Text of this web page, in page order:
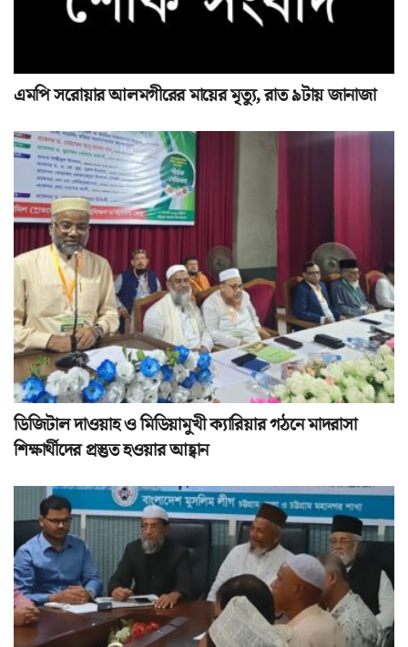
এমপি সরোয়ার আলমগীরের মায়ের মৃত্যু, রাত ৯টায় জানাজা
ডিজিটাল দাওয়াহ ও মিডিয়ামুখী ক্যারিয়ার গঠনে মাদরাসা
শিক্ষার্থীদের প্রস্তুত হওয়ার আহ্বান